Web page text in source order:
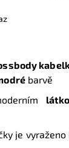
barvě
je vyraženo